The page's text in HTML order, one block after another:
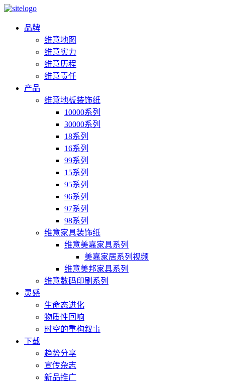
品牌
维意地图
维意实力
维意历程
维意责任
产品
维意地板装饰纸
10000系列
30000系列
18系列
16系列
99系列
15系列
95系列
96系列
97系列
98系列
维意家具装饰纸
维意美嘉家具系列
美嘉家居系列视频
维意美邦家具系列
维意数码印刷系列
灵感
生命态进化
物质性回响
时空的重构叙事
下载
趋势分享
宣传杂志
新品推广